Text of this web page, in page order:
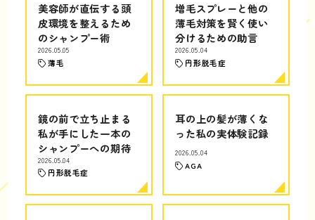
美容師が直伝する頭
皮環境を整えるため
のシャンプー術
2026.05.05
薄毛
増毛スプレーと他の
薄毛対策を賢く使い
分けるための助言
2026.05.04
円形脱毛症
鏡の前で立ち止まる
私が手にした一本の
シャンプーへの期待
2026.05.04
円形脱毛症
耳の上の髪が薄くな
った私の実体験記録
2026.05.04
AGA